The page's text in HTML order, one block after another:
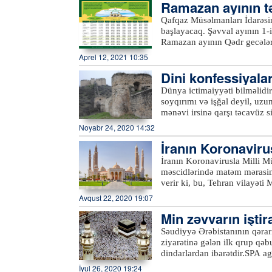
ətrafında gəzməsinə də izn
ziyarətinə gələn insanlara
olanlara isə min rial (2600
namazı qılanlar üçün bütün
qərarı ilə həmin namazın
Ramazan ayının
Qafqaz Müsəlmanları
başlayacaq. Şəvval ayının
Ramazan ayının Qədr
may) də Qədr gecələri
Aprel 12, 2021 10:35
Dini
izlə bağlı
Dünya ictimaiyyəti bilməlidir
soyqırımı və işğal deyil,
mənəvi irsinə qarşı təcavüz
verir ki, bu fikirlər
dini abidələrimizlə bağlı
dinlərə qarşı
çoxkonfessiyalı
alban, pravoslav, müsəlman
irs nümunələrimizi ya
Ermənistandan fərqli olaraq
şəraitində yaşayır,
abadlaşdırılaraq qorunur.
məzarlıqlar, tarixi abidələr,
Albaniyasına məxsus
Noyabr 24, 2020 14:32
İranın
əsasən…
İranın Koronavirusla Milli
məscidlərində matəm
verir ki, bu, Tehran vilayəti
vilayətində koronavirus
vurğulayıblar. Yeni qərar
Milli Mübarizə Komitəsinin
alaraq, məscidlərin
Məhərrəm ayında istənilən
çəkinsinlər. Sadəcə, camaat
Avqust 22, 2020 19:07
Min zəvvarın
p qəbul edilib
Səudiyyə Ərəbistanının
ziyarətinə gələn ilk qrup
dindarlardan ibarətdir.SPA
İyul 26, 2020 19:24